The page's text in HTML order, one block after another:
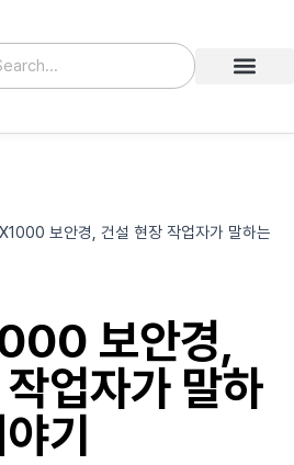
보안경, 건설 현장 작업자가 말하는
보안경,
업자가 말하
기